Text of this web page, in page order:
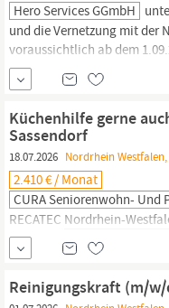
Hero Services GGmbH
und die Vernetzung mit der
voraussichtlich ab dem
Nordrhein-Westfalen
geflüchtete Menschen
wir für eine Unterkunft in
Hauswirtschafts-und
Küchenhilfe gerne
Sassendorf
18.07.2026 Nordrhein
2.410 € / Monat
CURA Seniorenwohn- Und
RECATEC Nordrhein-
Seniorencentrum Bad
Wasserstraße 8 59505 Bad
Wir sind die CURA
Familienunternehmen mit
Reinigungskraft (m/